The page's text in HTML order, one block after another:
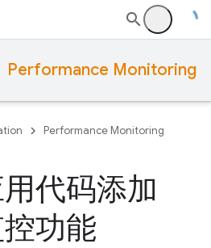
Performance Monitoring
Performance Monitoring
代码添加
功能